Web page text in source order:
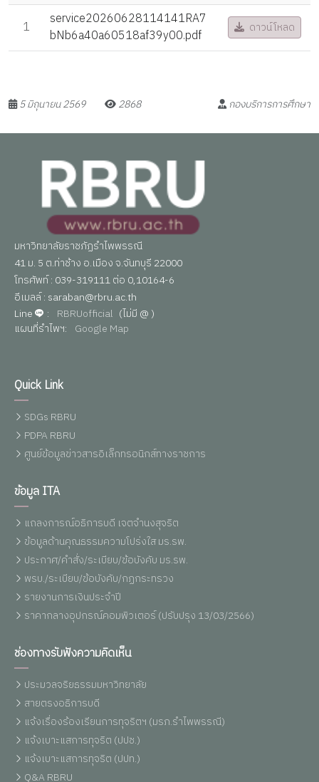
1
service20260628114141RA7
bNb6a40a60518af39y00.pdf
ดาวน์โหลด
5 มิถุนายน 2569 2868 กองบริการการศึกษา
มหาวิทยาลัยราชภัฏรำไพพรรณี
41 ม. 5 ต.ท่าช้าง อ.เมือง จ.จันทบุรี 22000
โทรศัพท์ : 039-319111 ต่อ 0,10164-6
อีเมลล์ : saraban@rbru.ac.th
Line
: RBRUofficial (ไม่มี @ )
แผนที่รำไพฯ: Google Map
Quick Link
SDGs RBRU
PDPA RBRU
ศูนย์ข้อมูลข่าวสารอิเล็กทรอนิกส์ทางราชการ
ข้อมูล ITA
แถลงการณ์อธิการบดี เจตจำนงสุจริต
ข้อมูลด้านคุณธรรมความโปร่งใส มร.รพ.
ประกาศ/คำสั่ง/ระเบียบ/ข้อบังคับ มร.รพ.
พรบ./ระเบียบ/ข้อบังคับ/กฏกระทรวง
รายงานการเงินประจำปี
ราคากลางอุปกรณ์คอมพิวเตอร์ (ปรับปรุง 13/03/2566)
ช่องทางรับฟังความคิดเห็น
ประมวลจริยธรรมมหาวิทยาลัย
สายตรงอธิการบดี
แจ้งเรื่องร้องเรียนการทุจริตฯ (มรภ.รำไพพรรณี)
แจ้งเบาะแสการทุจริต (ปปช.)
แจ้งเบาะแสการทุจริต (ปปท.)
Q&A RBRU